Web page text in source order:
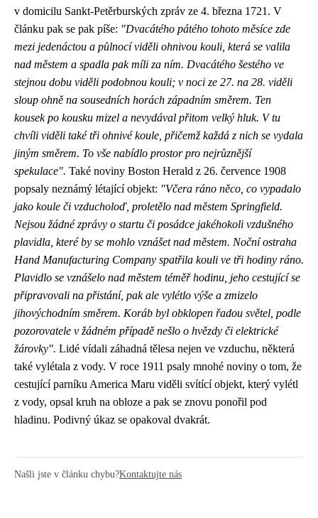
v domicilu Sankt-Petěrburských zpráv ze 4. března 1721. V
článku pak se pak píše: "Dvacátého pátého tohoto měsíce zde
mezi jedenáctou a půlnocí viděli ohnivou kouli, která se valila
nad městem a spadla pak míli za ním. Dvacátého šestého ve
stejnou dobu viděli podobnou kouli; v noci ze 27. na 28. viděli
sloup ohně na sousedních horách západním směrem. Ten
kousek po kousku mizel a nevydával přitom velký hluk. V tu
chvíli viděli také tři ohnivé koule, přičemž každá z nich se vydala
jiným směrem. To vše nabídlo prostor pro nejrůznější
spekulace". Také noviny Boston Herald z 26. července 1908
popsaly neznámý létající objekt: "Včera ráno něco, co vypadalo
jako koule či vzducholoď, proletělo nad městem Springfield.
Nejsou žádné zprávy o startu či posádce jakéhokoli vzdušného
plavidla, které by se mohlo vznášet nad městem. Noční ostraha
Hand Manufacturing Company spatřila kouli ve tři hodiny ráno.
Plavidlo se vznášelo nad městem téměř hodinu, jeho cestující se
připravovali na přistání, pak ale vylétlo výše a zmizelo
jihovýchodním směrem. Koráb byl obklopen řadou světel, podle
pozorovatele v žádném případě nešlo o hvězdy či elektrické
žárovky". Lidé vídali záhadná tělesa nejen ve vzduchu, některá
také vylétala z vody. V roce 1911 psaly mnohé noviny o tom, že
cestující parníku America Maru viděli svítící objekt, který vylétl
z vody, opsal kruh na obloze a pak se znovu ponořil pod
hladinu. Podivný úkaz se opakoval dvakrát.
Našli jste v článku chybu?Kontaktujte nás